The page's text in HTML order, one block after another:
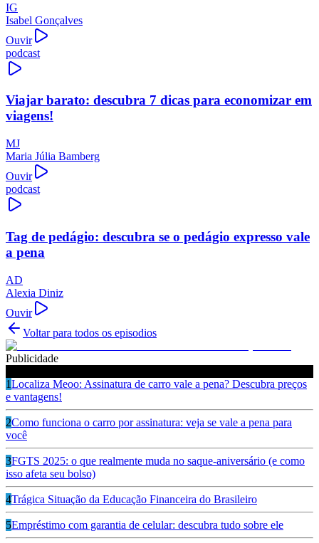
IG
Isabel Gonçalves
Ouvir
podcast
Viajar barato: descubra 7 dicas para economizar em
viagens!
MJ
Maria Júlia Bamberg
Ouvir
podcast
Tag de pedágio: descubra se o pedágio expresso vale
a pena
AD
Alexia Diniz
Ouvir
Voltar para todos os episodios
Publicidade
1Localiza Meoo: Assinatura de carro vale a pena? Descubra preços
e vantagens!
2Como funciona o carro por assinatura: veja se vale a pena para
você
3FGTS 2025: o que realmente muda no saque-aniversário (e como
isso afeta seu bolso)
4Trágica Situação da Educação Financeira do Brasileiro
5Empréstimo com garantia de celular: descubra tudo sobre ele